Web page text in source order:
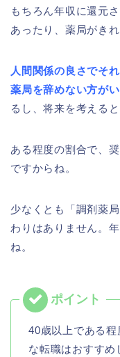
もちろん年収に還元
あったり、薬局がき
人間関係の良さでそ
薬局を辞めない方が
るし、将来を考える
ある程度の割合で、
ですからね。
少なくとも「調剤薬
わりはありません。
ね。
40歳以上である
な転職はおすすめ